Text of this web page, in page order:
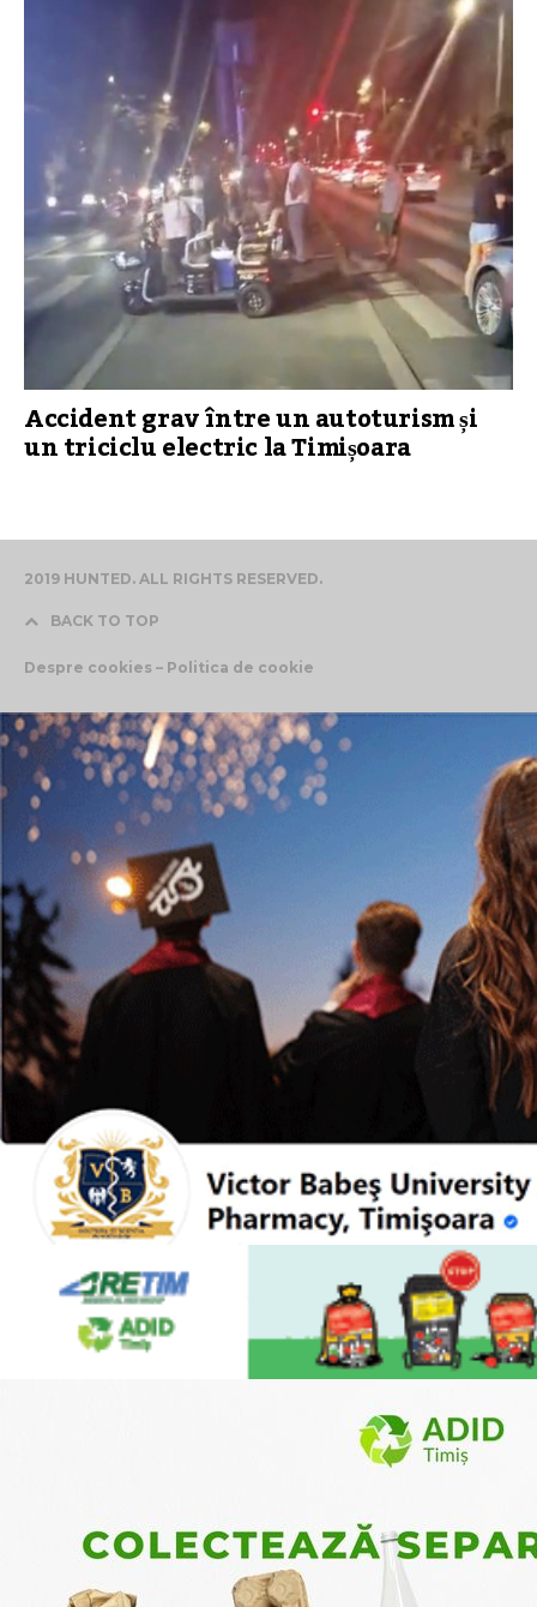
Accident grav între un autoturism și
un triciclu electric la Timișoara
2019 HUNTED. ALL RIGHTS RESERVED.
BACK TO TOP
Despre cookies – Politica de cookie